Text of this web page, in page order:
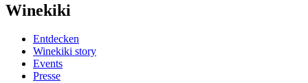
Winekiki
Entdecken
Winekiki story
Events
Presse